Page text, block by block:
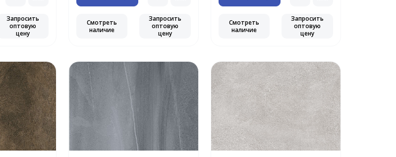
Запросить
оптовую
цену
Смотреть
наличие
Запросить
оптовую
цену
Смотреть
наличие
Запросить
оптовую
цену